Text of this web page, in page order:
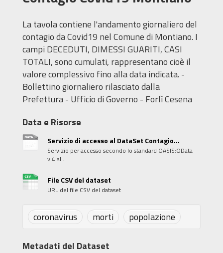
La tavola contiene l'andamento giornaliero del
contagio da Covid19 nel Comune di Montiano. I
campi DECEDUTI, DIMESSI GUARITI, CASI
TOTALI, sono cumulati, rappresentano cioè il
valore complessivo fino alla data indicata. -
Bollettino giornaliero rilasciato dalla
Prefettura - Ufficio di Governo - Forlì Cesena
Data e Risorse
Servizio di accesso al DataSet Contagio...
Servizio per accesso secondo lo standard OASIS:OData
v.4 al...
File CSV del dataset
URL del file CSV del dataset
coronavirus morti popolazione
Metadati del Dataset